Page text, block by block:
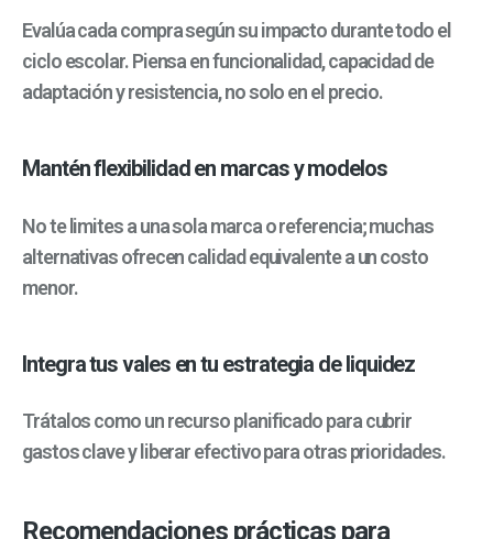
Evalúa cada compra según su impacto durante todo el
ciclo escolar. Piensa en funcionalidad, capacidad de
adaptación y resistencia, no solo en el precio.
Mantén flexibilidad en marcas y modelos
No te limites a una sola marca o referencia; muchas
alternativas ofrecen calidad equivalente a un costo
menor.
Integra tus vales en tu estrategia de liquidez
Trátalos como un recurso planificado para cubrir
gastos clave y liberar efectivo para otras prioridades.
Recomendaciones prácticas para